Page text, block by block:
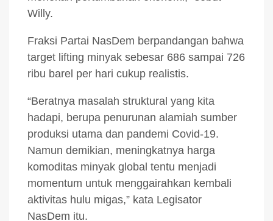
Willy.
Fraksi Partai NasDem berpandangan bahwa
target lifting minyak sebesar 686 sampai 726
ribu barel per hari cukup realistis.
“Beratnya masalah struktural yang kita
hadapi, berupa penurunan alamiah sumber
produksi utama dan pandemi Covid-19.
Namun demikian, meningkatnya harga
komoditas minyak global tentu menjadi
momentum untuk menggairahkan kembali
aktivitas hulu migas,” kata Legisator
NasDem itu.